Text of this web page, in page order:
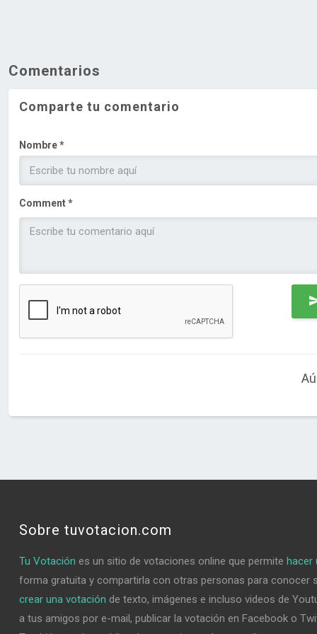
Comentarios
Comparte tu comentario
Nombre *
Comment *
Sobre tuvotacion.com
Tu Votación es un sitio de votaciones online que permite hacer
forma gratuita y compartirla con otras personas para conocer
crear una votación de texto, imágenes e incluso videos de
a tus amigos por e-mail, publicar la votación en Facebook o